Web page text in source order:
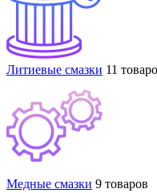
Литиевые смазки 11
Медные смазки 9 товаров